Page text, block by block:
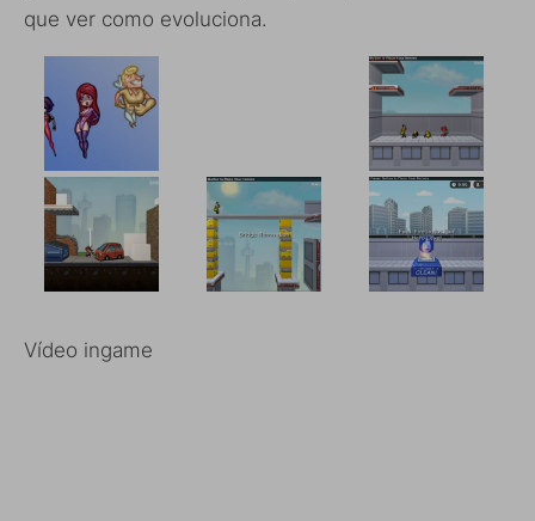
que ver como evoluciona.
Vídeo ingame